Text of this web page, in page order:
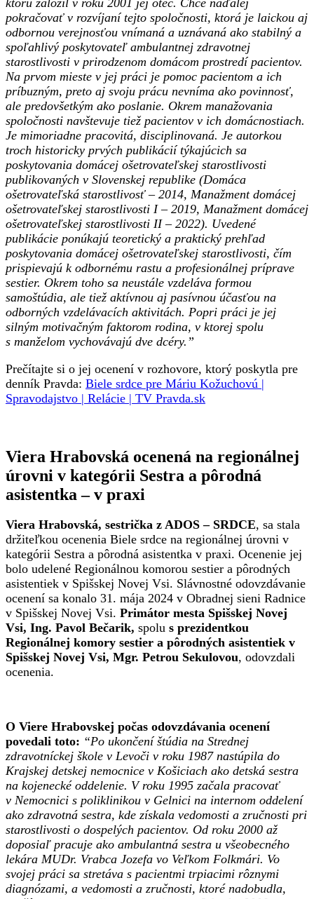
pokračovať v rozvíjaní tejto spoločnosti, ktorá je laickou aj
odbornou verejnosťou vnímaná a uznávaná ako stabilný a
spoľahlivý poskytovateľ ambulantnej zdravotnej
starostlivosti v prirodzenom domácom prostredí pacientov.
Na prvom mieste v jej práci je pomoc pacientom a ich
príbuzným, preto aj svoju prácu nevníma ako povinnosť,
ale predovšetkým ako poslanie. Okrem manažovania
spoločnosti navštevuje tiež pacientov v ich domácnostiach.
Je mimoriadne pracovitá, disciplinovaná. Je autorkou
troch historicky prvých publikácií týkajúcich sa
poskytovania domácej ošetrovateľskej starostlivosti
publikovaných v Slovenskej republike (Domáca
ošetrovateľská starostlivosť – 2014, Manažment domácej
ošetrovateľskej starostlivosti I – 2019, Manažment domácej
ošetrovateľskej starostlivosti II – 2022). Uvedené
publikácie ponúkajú teoretický a praktický prehľad
poskytovania domácej ošetrovateľskej starostlivosti, čím
prispievajú k odbornému rastu a profesionálnej príprave
sestier. Okrem toho sa neustále vzdeláva formou
samoštúdia, ale tiež aktívnou aj pasívnou účasťou na
odborných vzdelávacích aktivitách. Popri práci je jej
silným motivačným faktorom rodina, v ktorej spolu
s manželom vychovávajú dve dcéry.”
Prečítajte si o jej ocenení v rozhovore, ktorý poskytla pre
denník Pravda: Biele srdce pre Máriu Kožuchovú |
Spravodajstvo | Relácie | TV Pravda.sk
Viera Hrabovská ocenená na regionálnej
úrovni v kategórii Sestra a pôrodná
asistentka – v praxi
Viera Hrabovská, sestrička z ADOS – SRDCE, sa stala
držiteľkou ocenenia Biele srdce na regionálnej úrovni v
kategórii Sestra a pôrodná asistentka v praxi. Ocenenie jej
bolo udelené Regionálnou komorou sestier a pôrodných
asistentiek v Spišskej Novej Vsi. Slávnostné odovzdávanie
ocenení sa konalo 31. mája 2024 v Obradnej sieni Radnice
v Spišskej Novej Vsi. Primátor mesta Spišskej Novej
Vsi, Ing. Pavol Bečarik, spolu s prezidentkou
Regionálnej komory sestier a pôrodných asistentiek v
Spišskej Novej Vsi, Mgr. Petrou Sekulovou, odovzdali
ocenenia.
O Viere Hrabovskej počas odovzdávania ocenení
povedali toto: “Po ukončení štúdia na Strednej
zdravotníckej škole v Levoči v roku 1987 nastúpila do
Krajskej detskej nemocnice v Košiciach ako detská sestra
na kojenecké oddelenie. V roku 1995 začala pracovať
v Nemocnici s poliklinikou v Gelnici na internom oddelení
ako zdravotná sestra, kde získala vedomosti a zručnosti pri
starostlivosti o dospelých pacientov. Od roku 2000 až
doposiaľ pracuje ako ambulantná sestra u všeobecného
lekára MUDr. Vrabca Jozefa vo Veľkom Folkmári. Vo
svojej práci sa stretáva s pacientmi trpiacimi rôznymi
diagnózami, a vedomosti a zručnosti, ktoré nadobudla,